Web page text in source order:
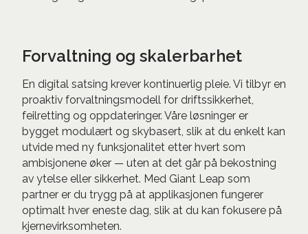
Forvaltning og skalerbarhet
En digital satsing krever kontinuerlig pleie. Vi tilbyr en
proaktiv forvaltningsmodell for driftssikkerhet,
feilretting og oppdateringer. Våre løsninger er
bygget modulært og skybasert, slik at du enkelt kan
utvide med ny funksjonalitet etter hvert som
ambisjonene øker — uten at det går på bekostning
av ytelse eller sikkerhet. Med Giant Leap som
partner er du trygg på at applikasjonen fungerer
optimalt hver eneste dag, slik at du kan fokusere på
kjernevirksomheten.